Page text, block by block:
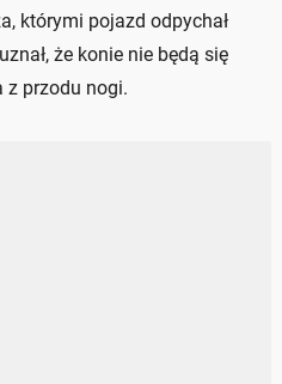
którymi pojazd odpychał
że konie nie będą się
z przodu nogi.